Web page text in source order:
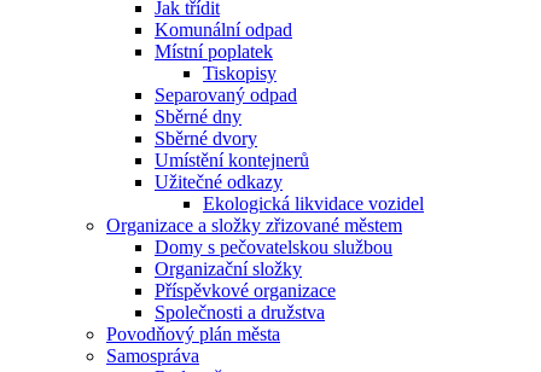
Jak třídit
Komunální odpad
Místní poplatek
Tiskopisy
Separovaný odpad
Sběrné dny
Sběrné dvory
Umístění kontejnerů
Užitečné odkazy
Ekologická likvidace vozidel
Organizace a složky zřizované městem
Domy s pečovatelskou službou
Organizační složky
Příspěvkové organizace
Společnosti a družstva
Povodňový plán města
Samospráva